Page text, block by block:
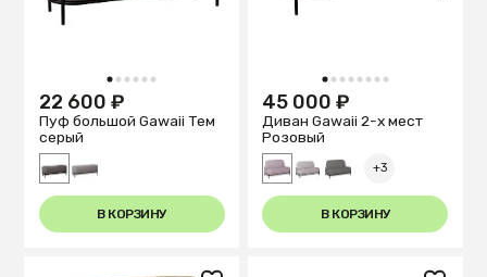
1 2 3 4 5 6
22 600 ₽
Пуф большой Gawaii Тем
серый
В КОРЗИНУ
1 2 3 4 5 6 7 8
45 000 ₽
Диван Gawaii 2-х мест
Розовый
+3
В КОРЗИНУ